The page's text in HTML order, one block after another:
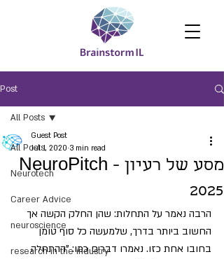
Post
All Posts
Neurotech
Career Advice
neuroscience
research in the industry
All Posts
מסע של רעיון - NeuroPitch
2025
Guest Post
Jul 1, 2020 3 min read
הרבה נאמר על התחלות: שהן החלק הקשה אך
החשוב ביותר בדרך, שלמעשה כל סוף טומן
בחובו אחת כזו. נאמרו דברים כמו: "ההתחלה